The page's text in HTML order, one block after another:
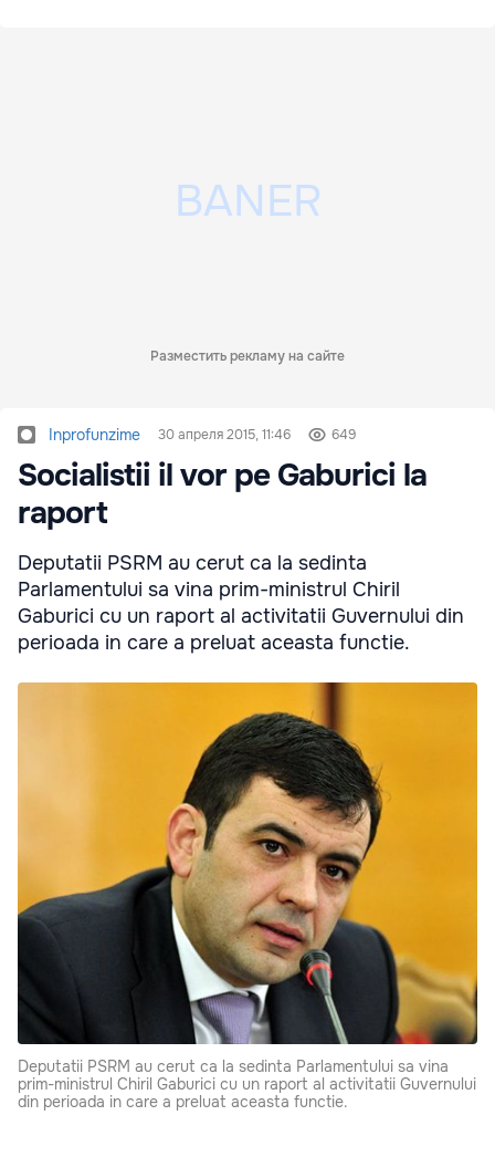
Разместить рекламу на сайте
Inprofunzime 30 апреля 2015, 11:46 649
Socialistii il vor pe Gaburici la
raport
Deputatii PSRM au cerut ca la sedinta
Parlamentului sa vina prim-ministrul Chiril
Gaburici cu un raport al activitatii Guvernului din
perioada in care a preluat aceasta functie.
Deputatii PSRM au cerut ca la sedinta Parlamentului sa vina
prim-ministrul Chiril Gaburici cu un raport al activitatii Guvernului
din perioada in care a preluat aceasta functie.